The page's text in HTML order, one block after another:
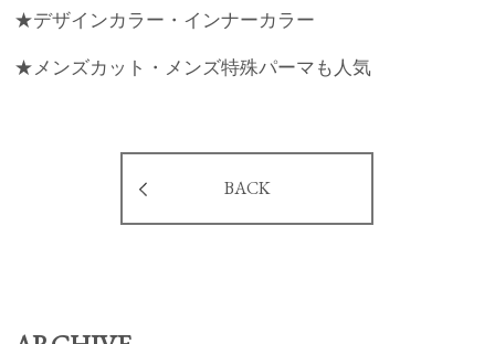
★デザインカラー・インナーカラー
★メンズカット・メンズ特殊パーマも人気
BACK